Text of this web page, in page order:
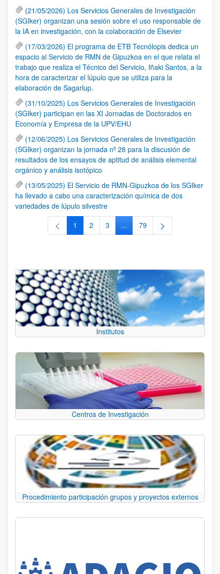
(21/05/2026) Los Servicios Generales de Investigación
(SGIker) organizan una sesión sobre el uso responsable de
la IA en investigación, con la colaboración de Elsevier
(17/03/2026) El programa de ETB Tecnólopis dedica un
espacio al Servicio de RMN de Gipuzkoa en el que relata el
trabajo que realiza el Técnico del Servicio, Iñaki Santos, a la
hora de caracterizar el lúpulo que se utiliza para la
elaboración de Sagarlup.
(31/10/2025) Los Servicios Generales de Investigación
(SGIker) participan en las XI Jornadas de Doctorados en
Economía y Empresa de la UPV/EHU
(12/06/2025) Los Servicios Generales de Investigación
(SGIker) organizan la jornada nº 28 para la discusión de
resultados de los ensayos de aptitud de análisis elemental
orgánico y análisis isotópico
(13/05/2025) El Servicio de RMN-Gipuzkoa de los SGIker
ha llevado a cabo una caracterización química de dos
variedades de lúpulo silvestre
Página
1 Página
2 Página
3 ...Páginas intermedias Use TAB
Página
79
Institutos
Centros de Investigación
Procedimiento participación grupos y proyectos externos